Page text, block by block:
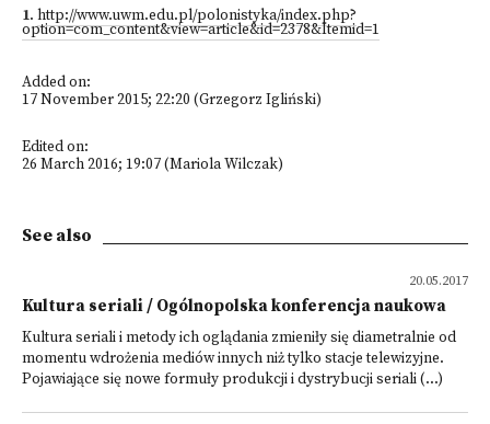
1. http://www.uwm.edu.pl/polonistyka/index.php?
option=com_content&view=article&id=2378&Itemid=1
Added on:
17 November 2015; 22:20 (Grzegorz Igliński)
Edited on:
26 March 2016; 19:07 (Mariola Wilczak)
See also
20.05.2017
Kultura seriali / Ogólnopolska konferencja naukowa
Kultura seriali i metody ich oglądania zmieniły się diametralnie od
momentu wdrożenia mediów innych niż tylko stacje telewizyjne.
Pojawiające się nowe formuły produkcji i dy­strybucji seriali (...)